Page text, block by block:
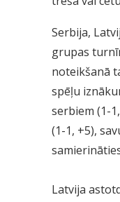
Serbija,
grupas
noteikšanā
spēļu
serbiem (1-
(1-1, +5),
Latvija